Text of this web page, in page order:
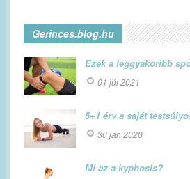
Gerinces.blog.hu
Ezek a leggyakoribb
01 júl 2021
5+1 érv a saját
30 jan 2020
Mi az a kyphosis?